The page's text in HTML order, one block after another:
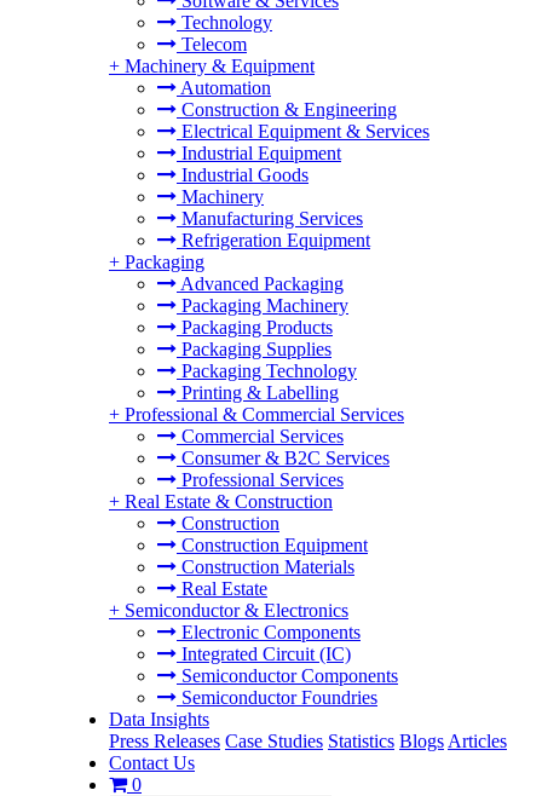
Technology
Telecom
+ Machinery & Equipment
Automation
Construction & Engineering
Electrical Equipment & Services
Industrial Equipment
Industrial Goods
Machinery
Manufacturing Services
Refrigeration Equipment
+ Packaging
Advanced Packaging
Packaging Machinery
Packaging Products
Packaging Supplies
Packaging Technology
Printing & Labelling
+ Professional & Commercial Services
Commercial Services
Consumer & B2C Services
Professional Services
+ Real Estate & Construction
Construction
Construction Equipment
Construction Materials
Real Estate
+ Semiconductor & Electronics
Electronic Components
Integrated Circuit (IC)
Semiconductor Components
Semiconductor Foundries
Data Insights
Press Releases Case Studies Statistics Blogs Articles
Contact Us
0